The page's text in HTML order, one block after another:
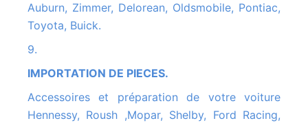
Auburn, Zimmer, Delorean, Oldsmobile, Pontiac,
Toyota, Buick.
9.
IMPORTATION DE PIECES.
Accessoires et préparation de votre voiture
Hennessy, Roush ,Mopar, Shelby, Ford Racing,